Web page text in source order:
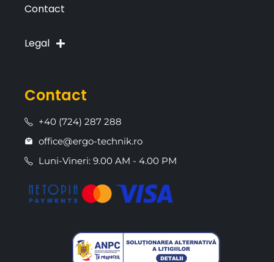
Contact
Legal
Contact
+40 (724) 287 288
office@ergo-technik.ro
Luni-Vineri: 9.00 AM - 4.00 PM